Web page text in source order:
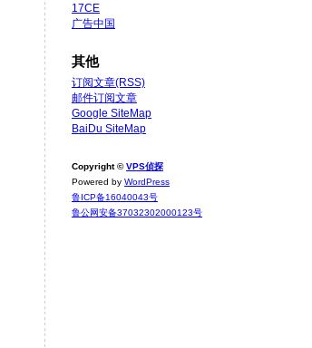
17CE
广告中国
其他
订阅文章(RSS)
邮件订阅文章
Google SiteMap
BaiDu SiteMap
Copyright ©VPS侦探
Powered by WordPress
鲁ICP备16040043号
鲁公网安备37032302000123号